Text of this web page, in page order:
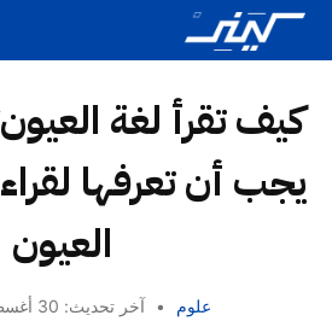
يجب أن تعرفها
العيون
علوم • آخر تحديث: 30 أغسطس، 2022